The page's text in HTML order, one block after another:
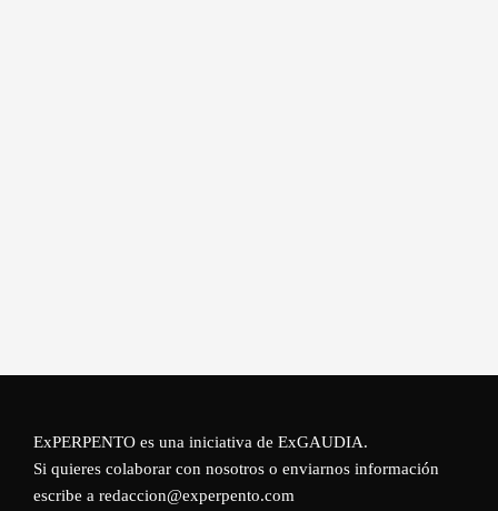
ExPERPENTO es una iniciativa de ExGAUDIA.
Si quieres colaborar con nosotros o enviarnos información
escribe a redaccion@experpento.com